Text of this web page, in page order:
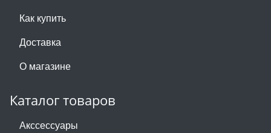
Как купить
Доставка
О магазине
Каталог товаров
Акссессуары